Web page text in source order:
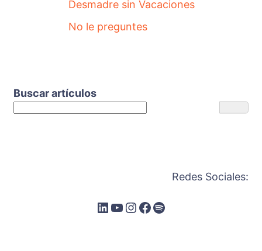
Desmadre sin Vacaciones
No le preguntes
Buscar artículos
Redes Sociales: